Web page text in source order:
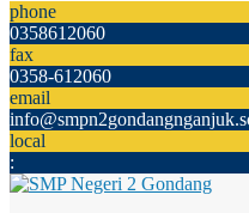
phone
0358612060
fax
0358-612060
email
local
: